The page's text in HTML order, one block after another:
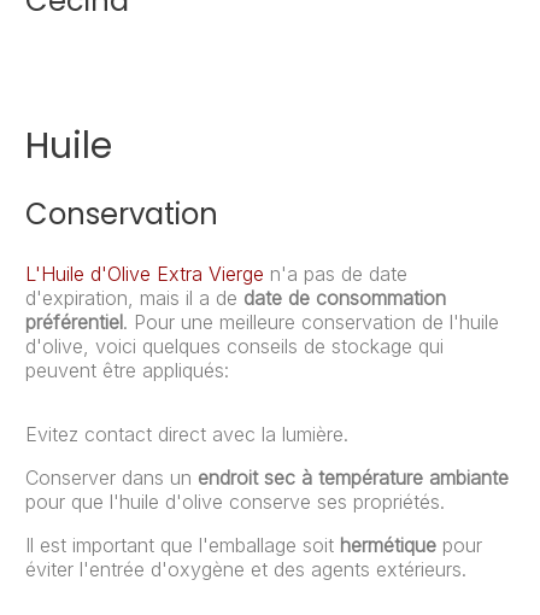
Huile
Conservation
L'Huile d'Olive Extra Vierge n'a pas de date
d'expiration, mais il a de date de consommation
préférentiel. Pour une meilleure conservation de l'huile
d'olive, voici quelques conseils de stockage qui
peuvent être appliqués:
Evitez contact direct avec la lumière.
Conserver dans un endroit sec à température ambiante
pour que l'huile d'olive conserve ses propriétés.
Il est important que l'emballage soit hermétique pour
éviter l'entrée d'oxygène et des agents extérieurs.